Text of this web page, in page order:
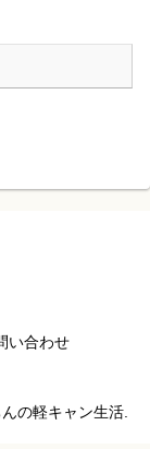
い合わせ
の軽キャン生活.